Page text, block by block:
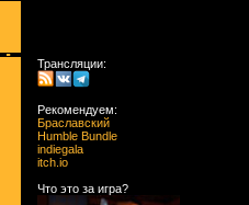
Трансляции:
Рекомендуем:
Браславский
Humble Bundle
indiegala
itch.io
Что это за игра?